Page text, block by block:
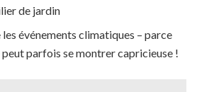
de jardin
événements climatiques – parce
parfois se montrer capricieuse !